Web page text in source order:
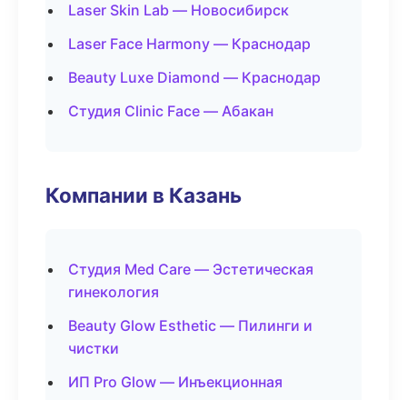
Laser Skin Lab — Новосибирск
Laser Face Harmony — Краснодар
Beauty Luxe Diamond — Краснодар
Студия Clinic Face — Абакан
Компании в Казань
Студия Med Care — Эстетическая
гинекология
Beauty Glow Esthetic — Пилинги и
чистки
ИП Pro Glow — Инъекционная